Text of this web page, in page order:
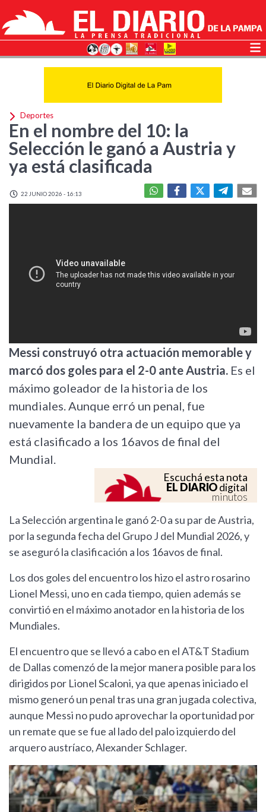
Deportes
En el nombre del 10: la
Selección le ganó a Austria y
ya está clasificada
22 JUNIO 2026 - 16:13
Messi construyó otra actuación memorable y
marcó dos goles para el 2-0 ante Austria. Es el
máximo goleador de la historia de los
mundiales. Aunque erró un penal, fue
nuevamente la bandera de un equipo que ya
está clasificado a los 16avos de final del
Mundial.
Escuchá esta nota
EL DIARIOdigital
minutos
La Selección argentina le ganó 2-0 a su par de Austria,
por la segunda fecha del Grupo J del Mundial 2026, y
se aseguró la clasificación a los 16avos de final.
Los dos goles del encuentro los hizo el astro rosarino
Lionel Messi, uno en cada tiempo, quien además se
convirtió en el máximo anotador en la historia de los
Mundiales.
El encuentro que se llevó a cabo en el AT&T Stadium
de Dallas comenzó de la mejor manera posible para los
dirigidos por Lionel Scaloni, ya que apenas iniciado el
mismo generó un penal tras una gran jugada colectiva,
aunque Messi no pudo aprovechar la oportunidad por
un remate que se fue al lado del palo izquierdo del
arquero austríaco, Alexander Schlager.